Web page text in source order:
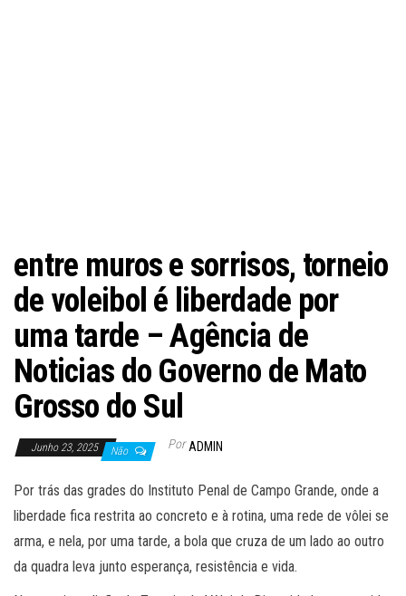
entre muros e sorrisos, torneio
de voleibol é liberdade por
uma tarde – Agência de
Noticias do Governo de Mato
Grosso do Sul
Junho 23, 2025 Não Por ADMIN
Por trás das grades do Instituto Penal de Campo Grande, onde a
liberdade fica restrita ao concreto e à rotina, uma rede de vôlei se
arma, e nela, por uma tarde, a bola que cruza de um lado ao outro
da quadra leva junto esperança, resistência e vida.